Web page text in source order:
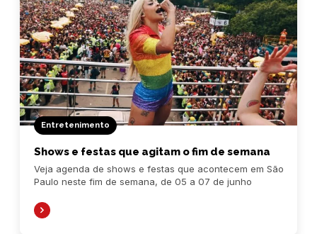
Entretenimento
Shows e festas que agitam o fim de semana
Veja agenda de shows e festas que acontecem em São
Paulo neste fim de semana, de 05 a 07 de junho